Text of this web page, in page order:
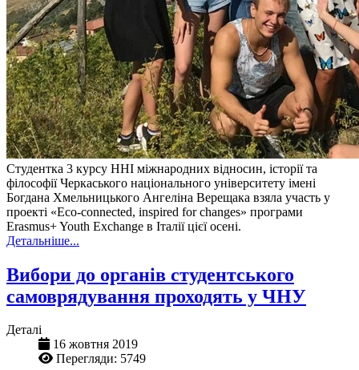
Студентка 3 курсу ННІ міжнародних відносин, історії та
філософії Черкаського національного університету імені
Богдана Хмельницького Ангеліна Верещака взяла участь у
проекті «Eco-connected, inspired for changes» програми
Erasmus+ Youth Exchange в Італії цієї осені.
Детальніше...
Вибори до органів студентського
самоврядування проходять у ЧНУ
Деталі
16 жовтня 2019
Перегляди: 5749